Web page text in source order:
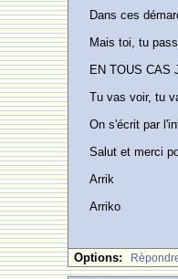
Dans ces
Mais toi, tu
EN TOUS CAS
Tu vas voir, tu
On s'écrit par
Salut et merci
Arrik
Arriko
Options: